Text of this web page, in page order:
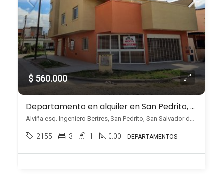
$ 560.000
Departamento en alquiler en San Pedrito, planta baja
Alviña esq. Ingeniero Bertres, San Pedrito, San Salvador de Jujuy
2155 3 1 0.00 DEPARTAMENTOS